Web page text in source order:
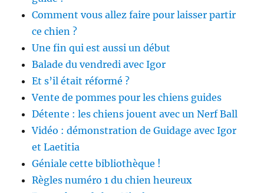
Comment vous allez faire pour laisser partir
ce chien ?
Une fin qui est aussi un début
Balade du vendredi avec Igor
Et s’il était réformé ?
Vente de pommes pour les chiens guides
Détente : les chiens jouent avec un Nerf Ball
Vidéo : démonstration de Guidage avec Igor
et Laetitia
Géniale cette bibliothèque !
Règles numéro 1 du chien heureux